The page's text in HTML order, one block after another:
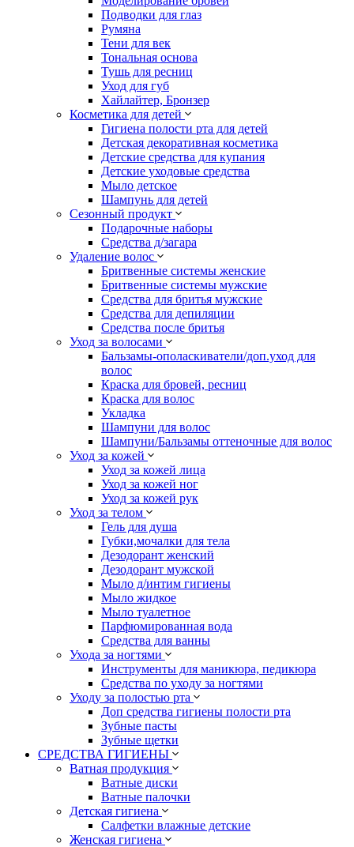
Подводки для глаз
Румяна
Тени для век
Тональная основа
Тушь для ресниц
Уход для губ
Хайлайтер, Бронзер
Косметика для детей
Гигиена полости рта для детей
Детская декоративная косметика
Детские средства для купания
Детские уходовые средства
Мыло детское
Шампунь для детей
Сезонный продукт
Подарочные наборы
Средства д/загара
Удаление волос
Бритвенные системы женские
Бритвенные системы мужские
Средства для бритья мужские
Средства для депиляции
Средства после бритья
Уход за волосами
Бальзамы-ополаскиватели/доп.уход для
волос
Краска для бровей, ресниц
Краска для волос
Укладка
Шампуни для волос
Шампуни/Бальзамы оттеночные для волос
Уход за кожей
Уход за кожей лица
Уход за кожей ног
Уход за кожей рук
Уход за телом
Гель для душа
Губки,мочалки для тела
Дезодорант женский
Дезодорант мужской
Мыло д/интим гигиены
Мыло жидкое
Мыло туалетное
Парфюмированная вода
Средства для ванны
Ухода за ногтями
Инструменты для маникюра, педикюра
Средства по уходу за ногтями
Уходу за полостью рта
Доп средства гигиены полости рта
Зубные пасты
Зубные щетки
СРЕДСТВА ГИГИЕНЫ
Ватная продукция
Ватные диски
Ватные палочки
Детская гигиена
Салфетки влажные детские
Женская гигиена